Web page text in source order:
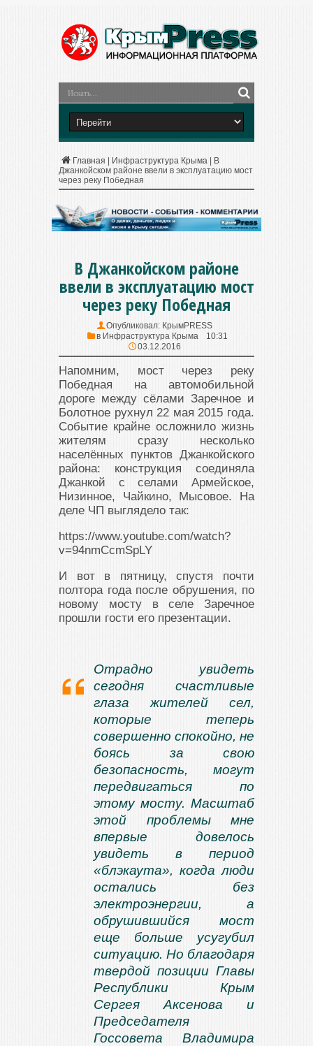
Главная Инфраструктура Крыма
В
Джанкойском районе ввели в эксплуатацию мост
через реку Победная
В Джанкойском районе
ввели в эксплуатацию мост
через реку Победная
Опубликовал: КрымPRESS
в Инфраструктура Крыма
10:31
03.12.2016
Напомним, мост через реку
Победная на автомобильной
дороге между сёлами Заречное и
Болотное рухнул 22 мая 2015 года.
Событие крайне осложнило жизнь
жителям сразу несколько
населённых пунктов Джанкойского
района: конструкция соединяла
Джанкой с селами Армейское,
Низинное, Чайкино, Мысовое. На
деле ЧП выглядело так:
https://www.youtube.com/watch?
v=94nmCcmSpLY
И вот в пятницу, спустя почти
полтора года после обрушения, по
новому мосту в селе Заречное
прошли гости его презентации.
Отрадно увидеть
сегодня счастливые
глаза жителей сел,
которые теперь
совершенно спокойно, не
боясь за свою
безопасность, могут
передвигаться по
этому мосту. Масштаб
этой проблемы мне
впервые довелось
увидеть в период
«блэкаута», когда люди
остались без
электроэнергии, а
обрушившийся мост
еще больше усугубил
ситуацию. Но благодаря
твердой позиции Главы
Республики Крым
Сергея Аксенова и
Председателя
Госсовета Владимира